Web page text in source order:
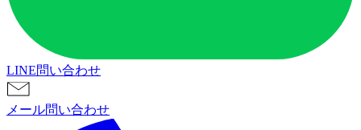
LINE問い合わせ
メール問い合わせ